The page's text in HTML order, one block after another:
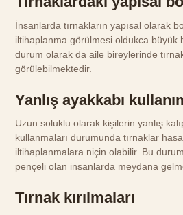
İnsanlarda tırnakların yapısal olarak
iltihaplanma görülmesi oldukca büyük
durum olarak da aile bireylerinde
görülebilmektedir.
Yanlış ayakkabı
Uzun soluklu olarak kişilerin yanlış
kullanmaları durumunda tırnaklar
iltihaplanmalara niçin olabilir. Bu
pençeli olan insanlarda meydana
Tırnak kırılmaları